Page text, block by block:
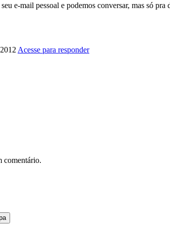
e-mail pessoal e podemos conversar, mas só
Acesse para responder
comentário.